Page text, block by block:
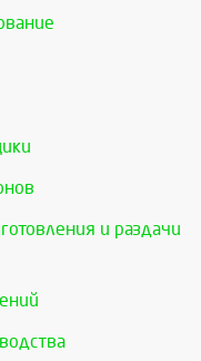
и раздачи